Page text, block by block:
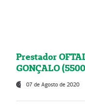
Prestador
GONÇALO
07 de Agosto de 2020